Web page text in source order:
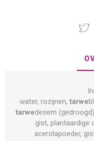
water, rozijnen, tarwe
tarwedesem
gist, plantaardige
acerolapoeder,